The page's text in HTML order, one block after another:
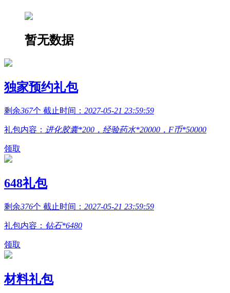
暂无数据
独家预约礼包
剩余367个 截止时间： 2027-05-21 23:59:59
礼包内容： 进化胶囊*200，经验药水*20000，F币*50000
领取
648礼包
剩余376个 截止时间： 2027-05-21 23:59:59
礼包内容： 钻石*6480
领取
材料礼包